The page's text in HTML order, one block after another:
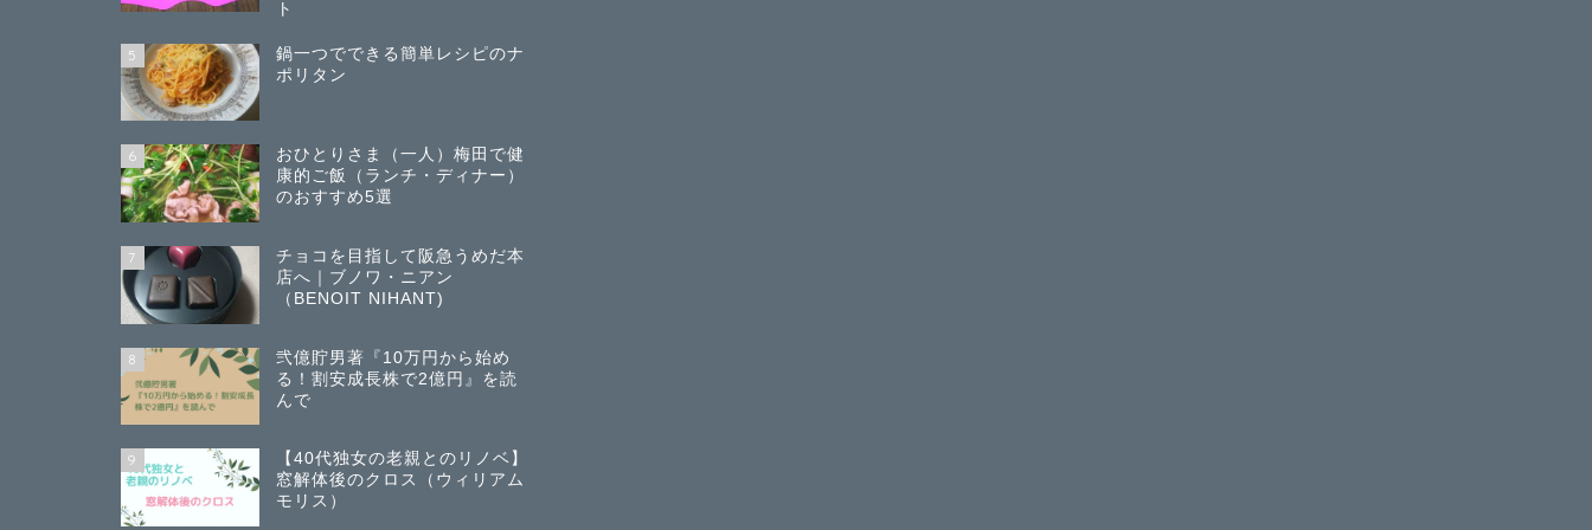
ト
5
鍋一つでできる簡単レシピのナ
ポリタン
6
おひとりさま（一人）梅田で健
康的ご飯（ランチ・ディナー）
のおすすめ5選
7
チョコを目指して阪急うめだ本
店へ｜ブノワ・ニアン
（BENOIT NIHANT)
8
弐億貯男著『10万円から始め
る！割安成長株で2億円』を読
んで
9
【40代独女の老親とのリノベ】
窓解体後のクロス（ウィリアム
モリス）